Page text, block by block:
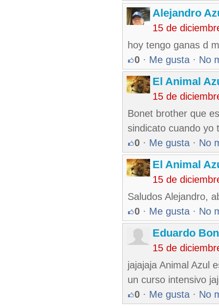
Alejandro
15 de
hoy tengo ganas d
0 · Me gusta · No
El Animal
15 de
Bonet brother que
sindicato cuando yo
0 · Me gusta · No
El Animal
15 de
Saludos Alejandro,
0 · Me gusta · No
Eduardo
15 de
jajajaja Animal Azul
un curso intensivo
0 · Me gusta · No